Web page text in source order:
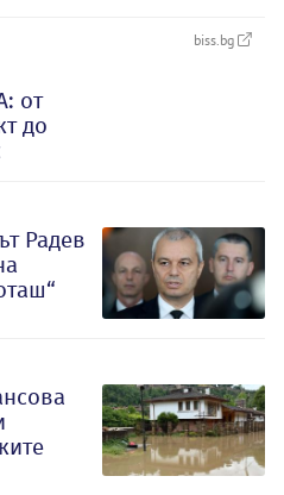
biss.bg
от
до
Радев